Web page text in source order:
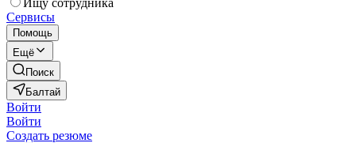
Ищу сотрудника
Сервисы
Помощь
Ещё
Поиск
Балтай
Войти
Войти
Создать резюме